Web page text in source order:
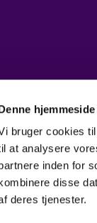
bruger cookies
at analysere
inden for
disse
deres tjenester.